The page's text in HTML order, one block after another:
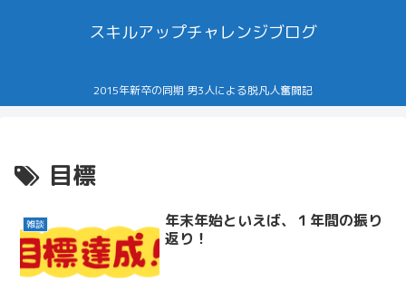
スキルアップチャレンジブログ
2015年新卒の同期 男3人による脱凡人奮闘記
目標
雑談
年末年始といえば、１年間の振り
返り！